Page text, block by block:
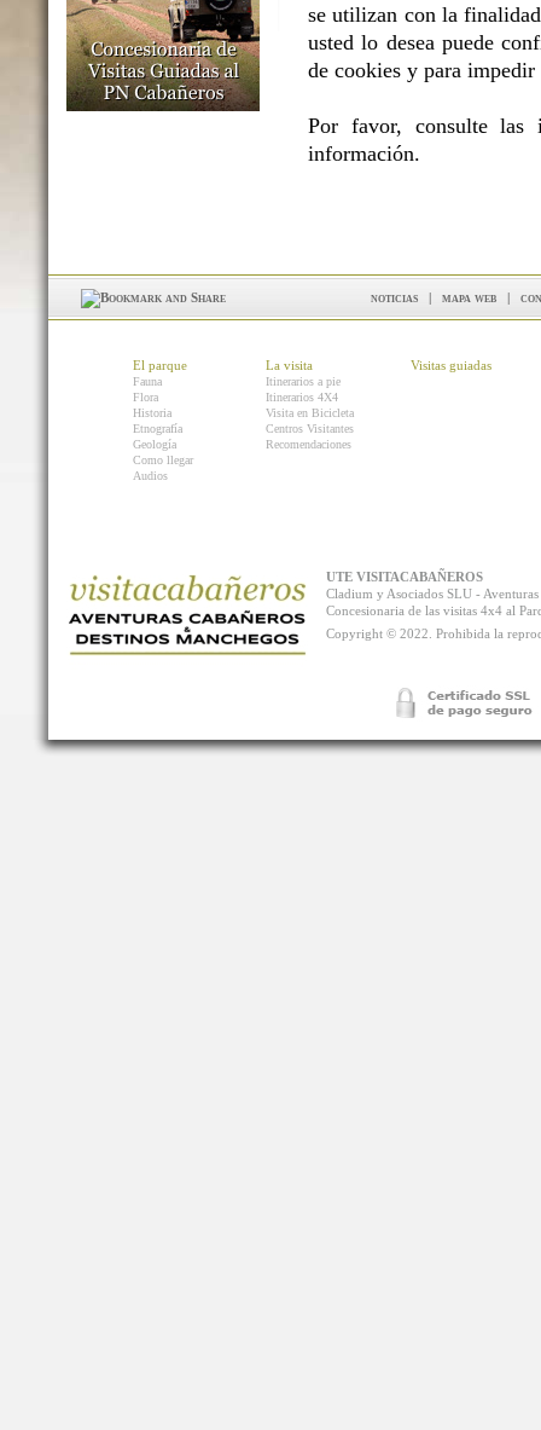
se utilizan con la
usted lo desea puede
de cookies y para
Por favor, consulte las
información.
noticias | mapa web |
El parque
Fauna
Flora
Historia
Etnografía
Geología
Como llegar
Audios
La visita
Itinerarios a pie
Itinerarios 4X4
Visita en Bicicleta
Centros Visitantes
Recomendaciones
Visitas guiadas
UTE VISITACABAÑEROS
Cladium y Asociados SLU -
Concesionaria de las visitas 4x4 al
Copyright © 2022. Prohibida la